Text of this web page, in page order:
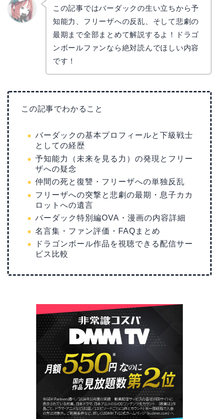
この記事ではバーダックの生い立ちから予
知能力、フリーザへの反乱、そして悲劇の
最期まで全部まとめて解説するよ！ドラゴ
ンボールファンなら絶対読んでほしい内容
です！
この記事でわかること
バーダックの基本プロフィールと下級戦士
としての経歴
予知能力（未来を見る力）の発現とフリー
ザへの疑念
仲間の死と復讐・フリーザへの単独反乱
フリーザへの突撃と悲劇の最期・息子カカ
ロットへの遺言
バーダック特別編OVA・漫画の内容詳細
名言集・ファン評価・FAQまとめ
ドラゴンボール作品を視聴できる配信サー
ビス比較